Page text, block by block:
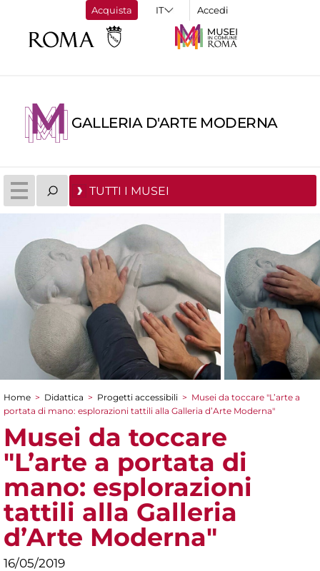
Acquista Accedi
GALLERIA D'ARTE MODERNA
TUTTI I MUSEI
Tu sei qui
Home > Didattica > Progetti accessibili > Musei da toccare "L’arte a
portata di mano: esplorazioni tattili alla Galleria d’Arte Moderna"
Musei da toccare
"L’arte a portata di
mano: esplorazioni
tattili alla Galleria
d’Arte Moderna"
16/05/2019